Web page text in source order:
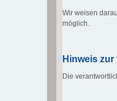
Wir weisen
möglich.
Hinweis
Die